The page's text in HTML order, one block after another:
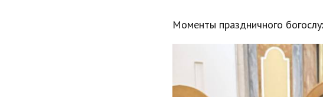
Моменты праздничного